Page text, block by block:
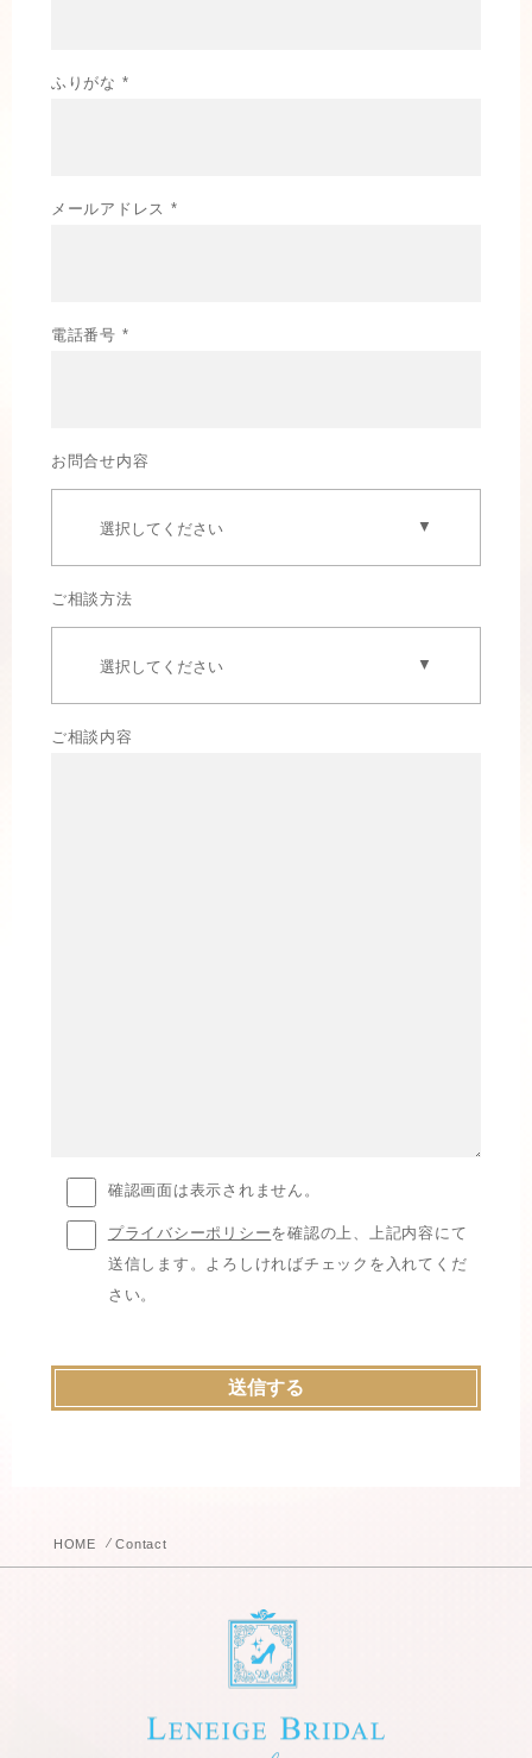
ふりがな *
メールアドレス *
電話番号 *
お問合せ内容
ご相談方法
ご相談内容
確認画面は表示されません。
プライバシーポリシーを確認の上、上記内容にて
送信します。よろしければチェックを入れてくだ
さい。
HOME ⁄Contact